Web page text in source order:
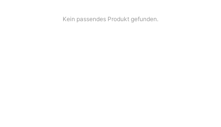
Kein passendes Produkt gefunden.